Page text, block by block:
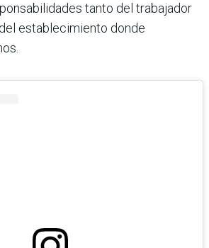
tanto del trabajador
establecimiento donde